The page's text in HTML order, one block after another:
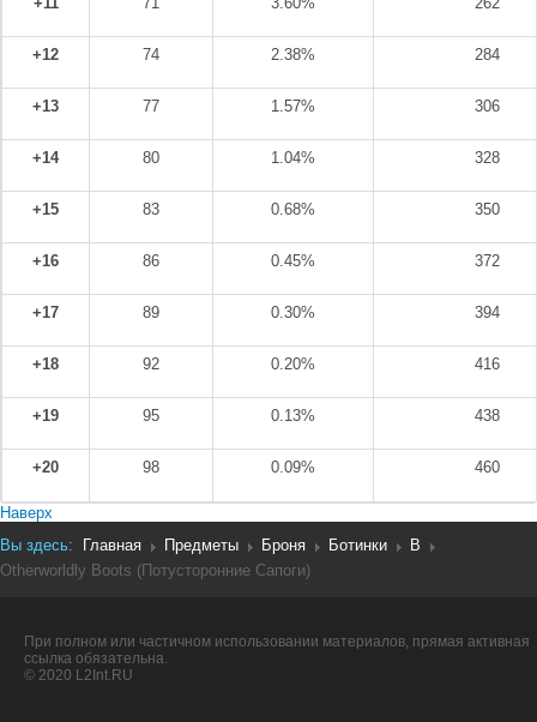
+12 74 2.38% 284
+13 77 1.57% 306
+14 80 1.04% 328
+15 83 0.68% 350
+16 86 0.45% 372
+17 89 0.30% 394
+18 92 0.20% 416
+19 95 0.13% 438
+20 98 0.09% 460
Наверх
Вы здесь:
Главная Предметы Броня Ботинки
B
Otherworldly Boots (Потусторонние Сапоги)
При полном или частичном использовании материалов, прямая активная
ссылка обязательна.
© 2020 L2Int.RU